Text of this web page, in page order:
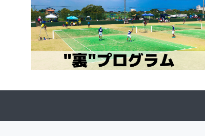
テクノロジー・ガジェット
映像・映画
ビジネス・起業
チャレンジ